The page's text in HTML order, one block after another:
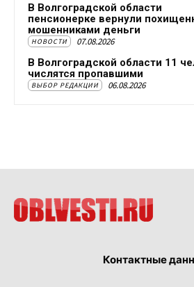
В Волгоградской области
пенсионерке вернули
мошенниками деньги
НОВОСТИ 07.08.2026
В Волгоградской области 11
числятся пропавшими
ВЫБОР РЕДАКЦИИ 06.08.2026
Контактные